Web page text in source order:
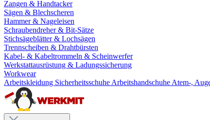
Zangen & Handtacker
Sägen & Blechscheren
Hammer & Nageleisen
Schraubendreher & Bit-Sätze
Stichsägeblätter & Lochsägen
Trennscheiben & Drahtbürsten
Kabel- & Kabeltrommeln & Scheinwerfer
Werkstattausrüstung & Ladungssicherung
Workwear
Arbeitskleidung Sicherheitsschuhe Arbeitshandschuhe Atem-,